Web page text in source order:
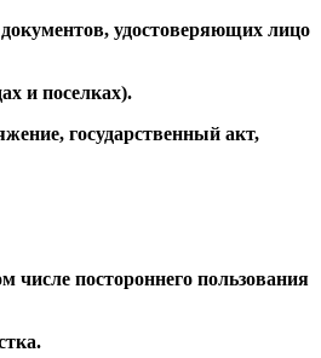
документов, удостоверяющих лицо
и поселках).
государственный акт,
постороннего пользования